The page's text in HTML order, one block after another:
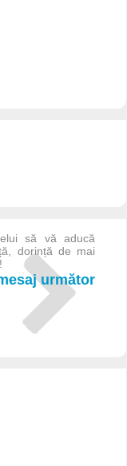
să vă aducă
dorință de mai
următor